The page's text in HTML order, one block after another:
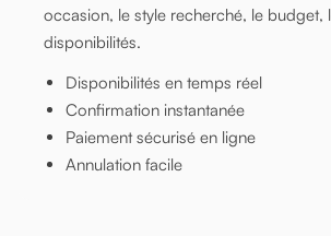
occasion, le style recherché, le budget,
disponibilités.
Disponibilités en temps réel
Confirmation instantanée
Paiement sécurisé en ligne
Annulation facile